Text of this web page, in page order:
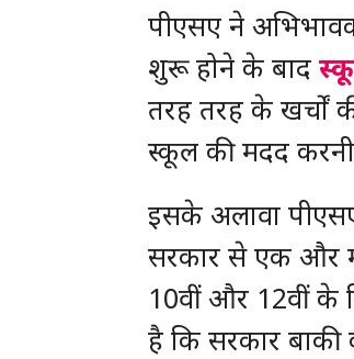
पीएसए ने
शुरू होने के बाद
तरह तरह के खर्चों
स्कूल की मदद करनी
इसके अलावा
सरकार से एक और
10वीं और 12वीं के
है कि सरकार